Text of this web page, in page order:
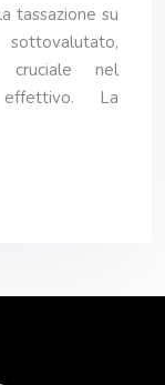
tassazione su
nel
La